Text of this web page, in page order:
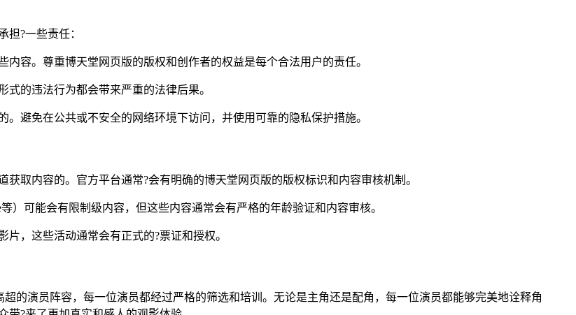
?一些责任：
容。尊重博天堂网页版的版权和创作者的权益是每个合法用户的责任。
的违法行为都会带来严重的法律后果。
避免在公共或不安全的网络环境下访问，并使用可靠的隐私保护措施。
取内容的。官方平台通常?会有明确的博天堂网页版的版权标识和内容审核机制。
）可能会有限制级内容，但这些内容通常会有严格的年龄验证和内容审核。
，这些活动通常会有正式的?票证和授权。
的演员阵容，每一位演员都经过严格的筛选和培训。无论是主角还是配角，每一位演员都能够完美地诠释角